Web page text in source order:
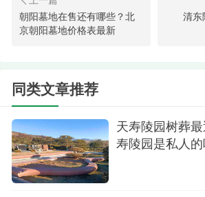
普渡园壁葬：独具匠心，环境
设施完善，定价为58000元，深受
普渡园生态葬：顺应自然循环
念环境。
家和园节地葬：倡导绿色环保
局，仅需59800元即可选购，既是
朝阳墓地在售还有哪些？北
京朝阳墓地价格表最新
清东
同类文章推荐
天寿陵园树葬
寿陵园是私人